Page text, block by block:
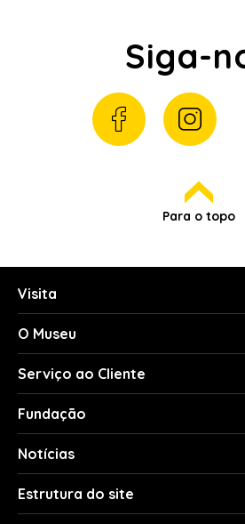
Siga-
Para o topo
Visita
O Museu
Serviço ao Cliente
Fundação
Notícias
Estrutura do site